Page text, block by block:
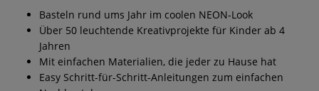
Basteln rund ums Jahr im coolen NEON-Look
Über 50 leuchtende Kreativprojekte für Kinder ab 4
Jahren
Mit einfachen Materialien, die jeder zu Hause hat
Easy Schritt-für-Schritt-Anleitungen zum einfachen